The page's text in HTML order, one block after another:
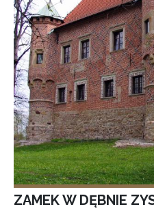
ZAMEK W DĘBNIE